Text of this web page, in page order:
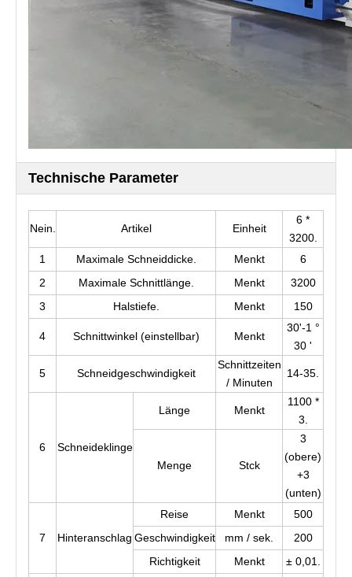
Technische Parameter
Nein. Artikel Einheit
6 *
3200.
1
Maximale Schneiddicke. Menkt
6
2
Maximale Schnittlänge. Menkt
3200
3
Halstiefe. Menkt 150
4 Schnittwinkel (einstellbar) Menkt
30'-1 °
30 '
5 Schneidgeschwindigkeit
Schnittzeiten
/ Minuten
14-35.
6 Schneideklinge
Länge Menkt
1100 *
3.
Menge Stck
3
(obere)
+3
(unten)
7 Hinteranschlag
Reise Menkt
500
Geschwindigkeit
mm / sek.
200
Richtigkeit
Menkt ± 0,01.